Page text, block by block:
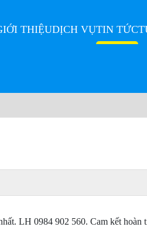
THIỆUDỊCH VỤTIN TỨC
LH 0984 902 560. Cam kết hoàn